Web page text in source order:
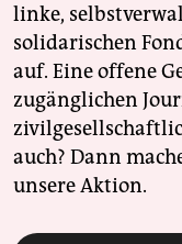
linke,
solidarischen
auf. Eine offene
zugänglichen
auch? Dann
unsere Aktion.